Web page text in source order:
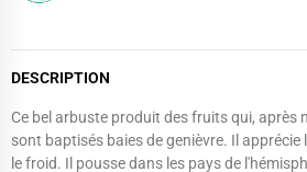
DESCRIPTION
Ce bel arbuste produit des fruits qui, après
sont baptisés baies de genièvre. Il apprécie
le froid. Il pousse dans les pays de